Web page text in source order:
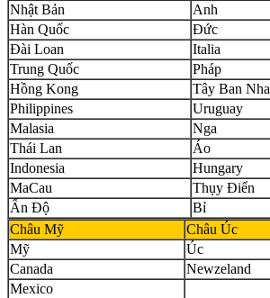
Nhật Bản
Anh
Hàn Quốc
Đức
Đài Loan
Italia
Trung Quốc
Pháp
Hồng Kong
Tây Ban Nha
Philippines
Uruguay
Malasia
Nga
Thái Lan
Áo
Indonesia
Hungary
MaCau
Thụy Điển
Ấn Độ
Bỉ
Châu Mỹ
Châu Úc
Mỹ
Úc
Canada
Newzeland
Mexico